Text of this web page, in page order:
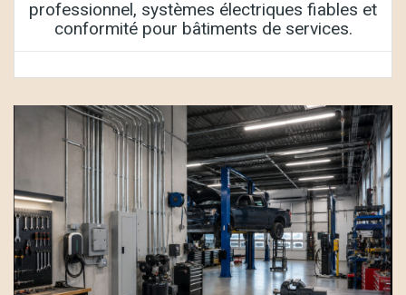
professionnel, systèmes électriques fiables et
conformité pour bâtiments de services.